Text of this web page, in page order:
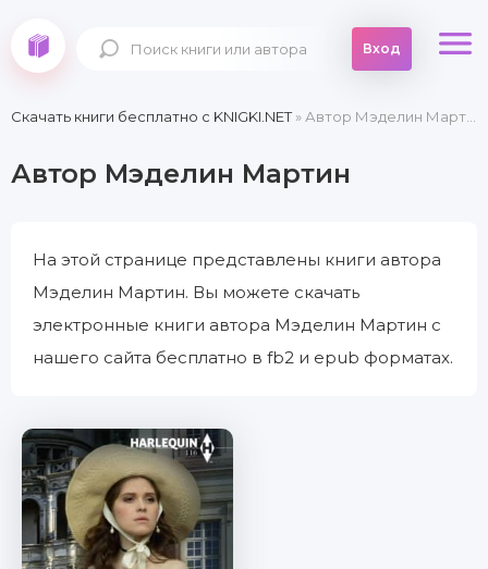
Вход
Скачать книги бесплатно c KNIGKI.NET» Автор Мэделин Мартин
Автор Мэделин Мартин
На этой странице представлены книги автора
Мэделин Мартин. Вы можете скачать
электронные книги автора Мэделин Мартин с
нашего сайта бесплатно в fb2 и epub форматах.